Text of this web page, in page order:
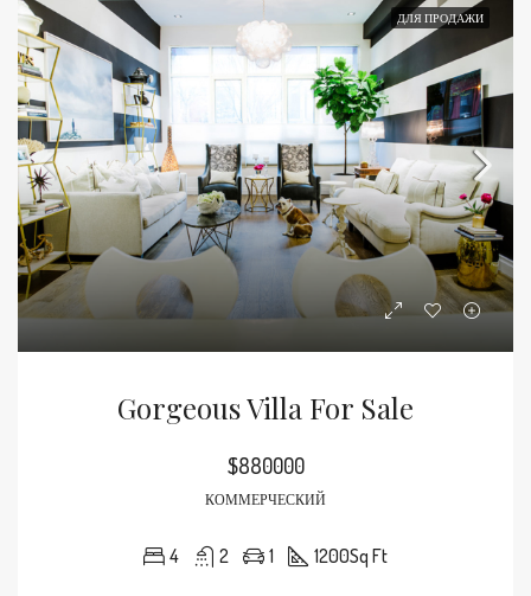
ДЛЯ ПРОДАЖИ
Gorgeous Villa For Sale
$880000
КОММЕРЧЕСКИЙ
4 2 1 1200Sq Ft